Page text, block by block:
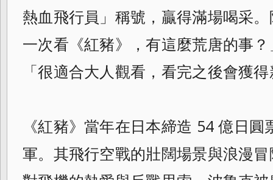
熱血飛行員」稱號，贏得滿場喝采
一次看《紅豬》，有這麼荒唐的事
「很適合大人觀看，看完之後會獲
《紅豬》當年在日本締造 54 億日
軍。其飛行空戰的壯闊場景與浪漫